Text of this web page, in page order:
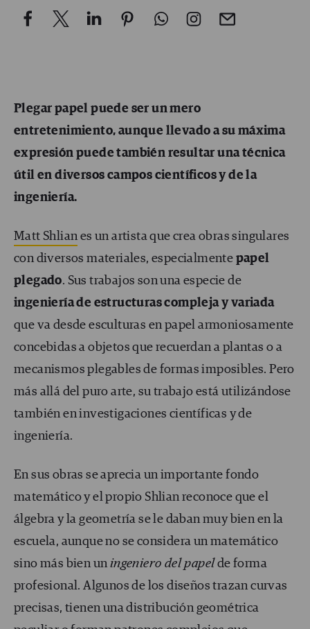
Plegar papel puede ser un mero
entretenimiento, aunque llevado a su máxima
expresión puede también resultar una técnica
útil en diversos campos científicos y de la
ingeniería.
Matt Shlianes un artista que crea obras singulares
con diversos materiales, especialmente papel
plegado. Sus trabajos son una especie de
ingeniería de estructuras compleja y variada
que va desde esculturas en papel armoniosamente
concebidas a objetos que recuerdan a plantas o a
mecanismos plegables de formas imposibles. Pero
más allá del puro arte, su trabajo está utilizándose
también en investigaciones científicas y de
ingeniería.
En sus obras se aprecia un importante fondo
matemático y el propio Shlian reconoce que el
álgebra y la geometría se le daban muy bien en la
escuela, aunque no se considera un matemático
sino más bien uningeniero del papel de forma
profesional. Algunos de los diseños trazan curvas
precisas, tienen una distribución geométrica